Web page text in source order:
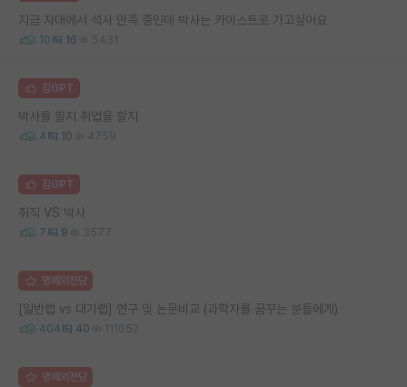
지금 자대에서 석사 만족 중인데 박사는 카이스트로 가고싶어요
10 16 5431
김GPT
박사를 할지 취업을 할지
4 10 4759
김GPT
취직 VS 박사
7 9 3577
명예의전당
[일반랩 vs 대가랩] 연구 및 논문비교 (과학자를 꿈꾸는 분들에게)
404 40 111052
명예의전당